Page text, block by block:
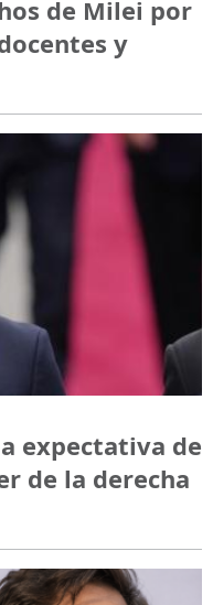
de Milei por
y
expectativa de
de la derecha